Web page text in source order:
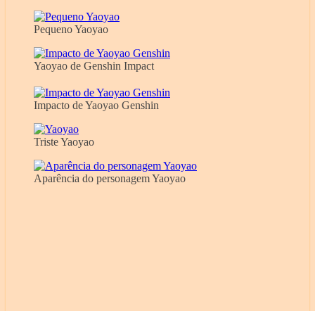
Pequeno Yaoyao
Yaoyao de Genshin Impact
Impacto de Yaoyao Genshin
Triste Yaoyao
Aparência do personagem Yaoyao